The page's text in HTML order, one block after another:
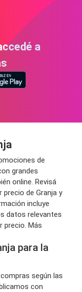
a
de
grandes
online. Revisá
de Granja y
incluye
datos relevantes
precio. Más
para la
según las
con